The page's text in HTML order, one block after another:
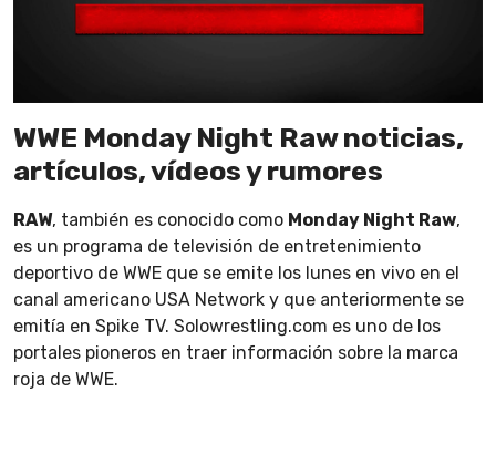
WWE Monday Night Raw noticias,
artículos, vídeos y rumores
RAW, también es conocido como Monday Night Raw,
es un programa de televisión de entretenimiento
deportivo de WWE que se emite los lunes en vivo en el
canal americano USA Network y que anteriormente se
emitía en Spike TV. Solowrestling.com es uno de los
portales pioneros en traer información sobre la marca
roja de WWE.